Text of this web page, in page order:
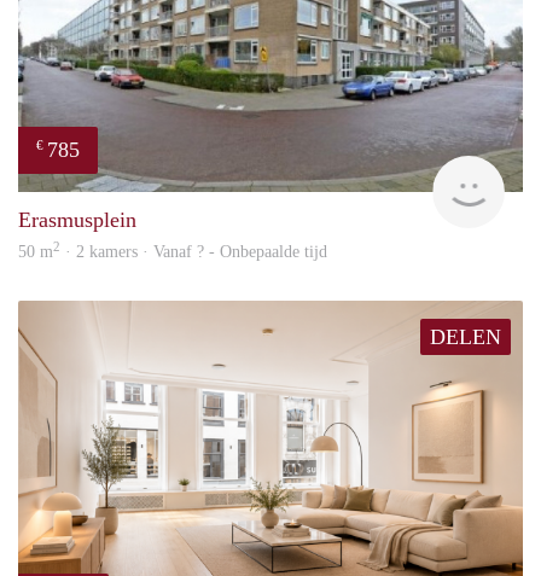
€ 785
rent
Erasmusplein
50 m2 · 2 kamers · Vanaf ? - Onbepaalde tijd
DELEN